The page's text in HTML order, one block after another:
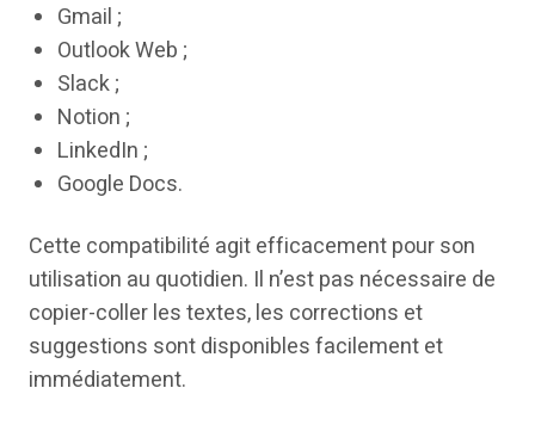
Gmail ;
Outlook Web ;
Slack ;
Notion ;
LinkedIn ;
Google Docs.
Cette compatibilité agit efficacement pour son
utilisation au quotidien. Il n’est pas nécessaire de
copier-coller les textes, les corrections et
suggestions sont disponibles facilement et
immédiatement.